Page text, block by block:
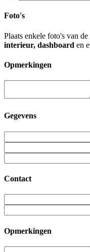
Foto's
Plaats enkele foto's van de
interieur, dashboard en
Opmerkingen
Gegevens
Contact
Opmerkingen